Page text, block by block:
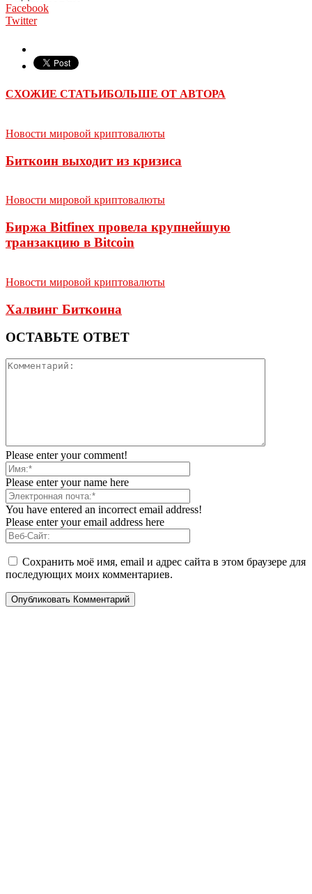
Facebook
Twitter
СХОЖИЕ СТАТЬИБОЛЬШЕ ОТ АВТОРА
Новости мировой криптовалюты
Биткоин выходит из кризиса
Новости мировой криптовалюты
Биржа Bitfinex провела крупнейшую
транзакцию в Bitcoin
Новости мировой криптовалюты
Халвинг Биткоина
ОСТАВЬТЕ ОТВЕТ
Please enter your comment!
Please enter your name here
You have entered an incorrect email address!
Please enter your email address here
Сохранить моё имя, email и адрес сайта в этом браузере для
последующих моих комментариев.